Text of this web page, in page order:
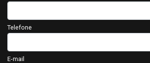
Telefone
E-mail